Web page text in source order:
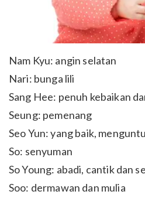
Nam Kyu: angin selatan
Nari: bunga lili
Sang Hee: penuh kebaikan
Seung: pemenang
Seo Yun: yang baik,
So: senyuman
So Young: abadi, cantik dan
Soo: dermawan dan mulia